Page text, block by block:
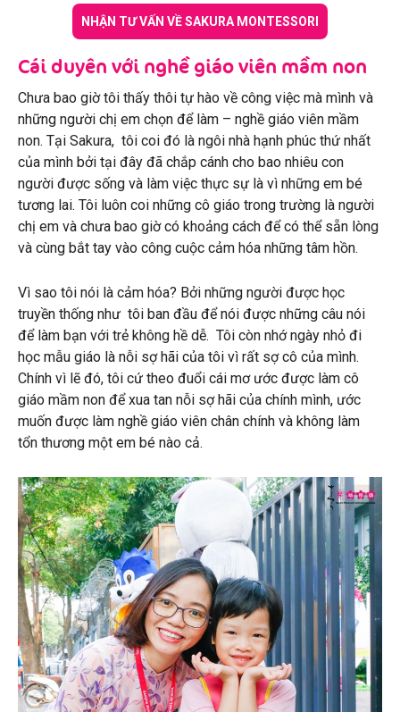
NHẬN TƯ VẤN VỀ SAKURA MONTESSORI
Cái duyên với nghề giáo viên mầm non
Chưa bao giờ tôi thấy thôi tự hào về công việc mà mình và
những người chị em chọn để làm – nghề giáo viên mầm
non. Tại Sakura, tôi coi đó là ngôi nhà hạnh phúc thứ nhất
của mình bởi tại đây đã chắp cánh cho bao nhiêu con
người được sống và làm việc thực sự là vì những em bé
tương lai. Tôi luôn coi những cô giáo trong trường là người
chị em và chưa bao giờ có khoảng cách để có thể sẵn lòng
và cùng bắt tay vào công cuộc cảm hóa những tâm hồn.
Vì sao tôi nói là cảm hóa? Bởi những người được học
truyền thống như tôi ban đầu để nói được những câu nói
để làm bạn với trẻ không hề dễ. Tôi còn nhớ ngày nhỏ đi
học mẫu giáo là nỗi sợ hãi của tôi vì rất sợ cô của mình.
Chính vì lẽ đó, tôi cứ theo đuổi cái mơ ước được làm cô
giáo mầm non để xua tan nỗi sợ hãi của chính mình, ước
muốn được làm nghề giáo viên chân chính và không làm
tổn thương một em bé nào cả.